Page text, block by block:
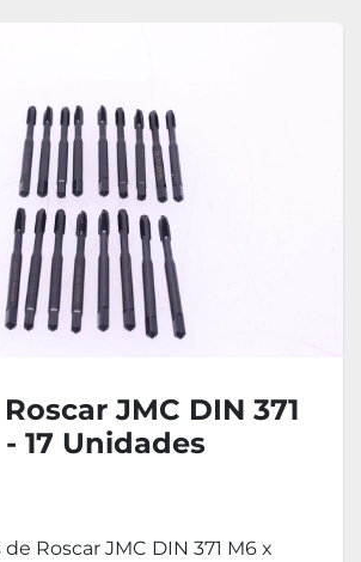
JMC DIN 371
- 17 Unidades
Roscar JMC DIN 371 M6 x